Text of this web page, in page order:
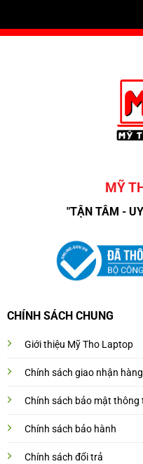
MỸ
"TẬN TÂM -
CHÍNH SÁCH CHUNG
Giới thiệu Mỹ Tho Laptop
Chính sách giao nhận hàng
Chính sách bảo mật thông
Chính sách bảo hành
Chính sách đổi trả